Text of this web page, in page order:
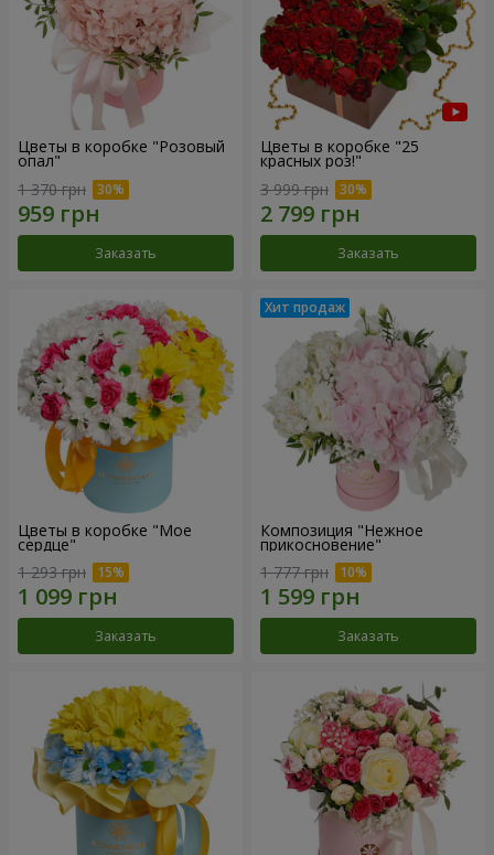
Цветы в коробке "Розовый
опал"
1 370 грн
Заказать
Цветы в коробке "25
красных роз!"
3 999 грн
Заказать
Цветы в коробке "Мое
сердце"
1 293 грн
Заказать
Композиция "Нежное
прикосновение"
1 777 грн
Заказать